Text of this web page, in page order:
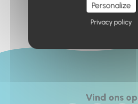
Vind ons op
Personalize
Privacy policy